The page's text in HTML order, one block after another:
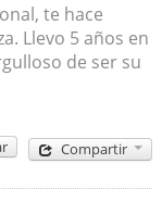
te hace
Llevo 5 años en
de ser su
Compartir